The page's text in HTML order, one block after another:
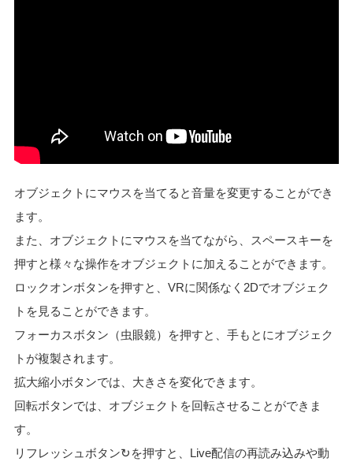
オブジェクトにマウスを当てると音量を変更することができ
ます。
また、オブジェクトにマウスを当てながら、スペースキーを
押すと様々な操作をオブジェクトに加えることができます。
ロックオンボタンを押すと、VRに関係なく2Dでオブジェク
トを見ることができます。
フォーカスボタン（虫眼鏡）を押すと、手もとにオブジェク
トが複製されます。
拡大縮小ボタンでは、大きさを変化できます。
回転ボタンでは、オブジェクトを回転させることができま
す。
リフレッシュボタン↻を押すと、Live配信の再読み込みや動